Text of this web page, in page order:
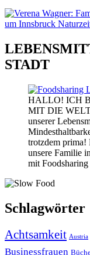
STADT
HALLO! ICH
MIT DIE
unserer
trotzdem prima!
unsere Familie
mit Foodsharing
Schlagwörter
Achtsamkeit Austria
Businessfrauen